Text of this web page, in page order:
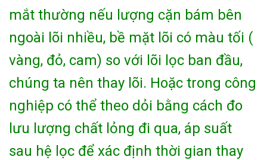
mắt thường nếu lượng cặn bám bên
ngoài lõi nhiều, bề mặt lõi có màu tối (
vàng, đỏ, cam) so với lõi lọc ban đầu,
chúng ta nên thay lõi. Hoặc trong công
nghiệp có thể theo dỏi bằng cách đo
lưu lượng chất lỏng đi qua, áp suất
sau hệ lọc để xác định thời gian thay